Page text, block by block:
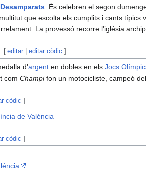
: És celebren el segon
que escolta els cumplits i cants típics
La provessó recorre l'iglésia
[ editar |editar còdic ]
d'argent en dobles en elsJocs
comChampifon un motocicliste, campeó
còdic ]
de Valéncia
còdic ]